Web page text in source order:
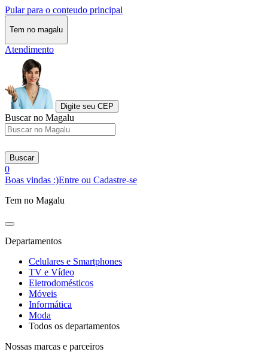
Pular para o conteudo principal
Tem no magalu
Atendimento
Digite seu CEP
Buscar no Magalu
Buscar
0
Boas vindas :)Entre ou Cadastre-se
Tem no Magalu
Departamentos
Celulares e Smartphones
TV e Vídeo
Eletrodomésticos
Móveis
Informática
Moda
Todos os departamentos
Nossas marcas e parceiros